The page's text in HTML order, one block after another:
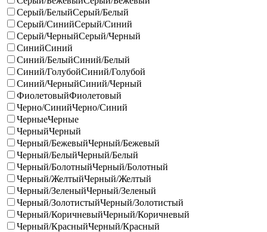
Серый/БелыйСерый/Белый
Серый/СинийСерый/Синий
Серый/ЧерныйСерый/Черный
СинийСиний
Синий/БелыйСиний/Белый
Синий/ГолубойСиний/Голубой
Синий/ЧерныйСиний/Черный
ФиолетовыйФиолетовый
Черно/СинийЧерно/Синий
ЧерныеЧерные
ЧерныйЧерный
Черный/БежевыйЧерный/Бежевый
Черный/БелыйЧерный/Белый
Черный/БолотныйЧерный/Болотный
Черный/ЖелтыйЧерный/Желтый
Черный/ЗеленыйЧерный/Зеленый
Черный/ЗолотистыйЧерный/Золотистый
Черный/КоричневыйЧерный/Коричневый
Черный/КрасныйЧерный/Красный